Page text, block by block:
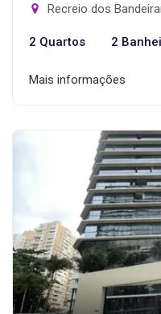
Recreio dos
2 Quartos 2
Mais informações